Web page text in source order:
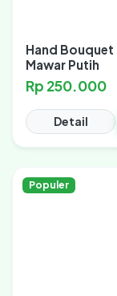
Hand Bouquet
Mawar Putih
Rp 250.000
Detail
Populer